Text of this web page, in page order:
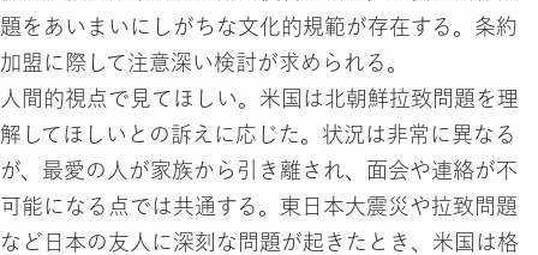
題をあいまいにしがちな文化的規範が存在する。条約
加盟に際して注意深い検討が求められる。
人間的視点で見てほしい。米国は北朝鮮拉致問題を理
解してほしいとの訴えに応じた。状況は非常に異なる
が、最愛の人が家族から引き離され、面会や連絡が不
可能になる点では共通する。東日本大震災や拉致問題
など日本の友人に深刻な問題が起きたとき、米国は格